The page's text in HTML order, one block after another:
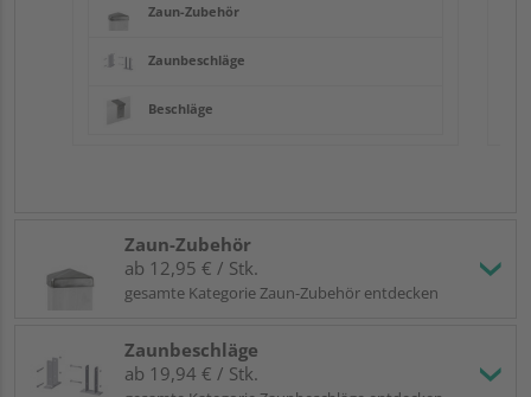
Zaun-Zubehör
Zaunbeschläge
Beschläge
Zaun-Zubehör
ab 12,95 € / Stk.
gesamte Kategorie Zaun-Zubehör entdecken
Zaunbeschläge
ab 19,94 € / Stk.